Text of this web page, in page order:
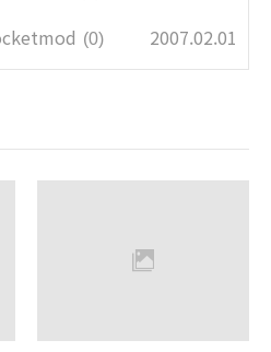
(0) 2007.02.01